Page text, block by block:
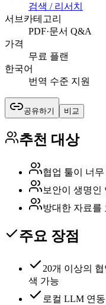
검색 / 리서치
서브카테고리
PDF·문서 Q&A
가격
무료 플랜
한국어
번역 수준 지원
공유하기 비교
추천 대상
협업 툴이 너
보안이 생명인
방대한 자료를
주요 장점
20개 이상의
색 가능
로컬 LLM 연